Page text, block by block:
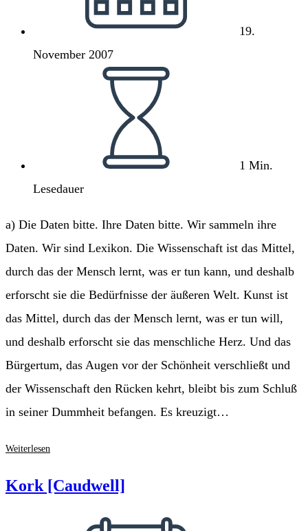
19.
November 2007
1 Min.
Lesedauer
a) Die Daten bitte. Ihre Daten bitte. Wir sammeln ihre
Daten. Wir sind Lexikon. Die Wissenschaft ist das Mittel,
durch das der Mensch lernt, was er tun kann, und deshalb
erforscht sie die Bedürfnisse der äußeren Welt. Kunst ist
das Mittel, durch das der Mensch lernt, was er tun will,
und deshalb erforscht sie das menschliche Herz. Und das
Bürgertum, das Augen vor der Schönheit verschließt und
der Wissenschaft den Rücken kehrt, bleibt bis zum Schluß
in seiner Dummheit befangen. Es kreuzigt…
Weiterlesen
Kork [Caudwell]